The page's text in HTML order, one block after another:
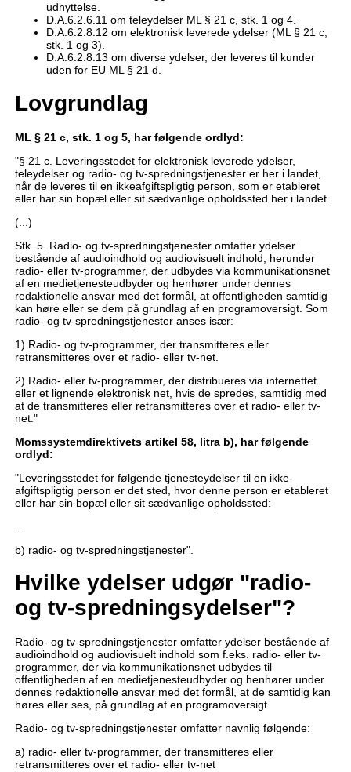
udnyttelse.
D.A.6.2.6.11 om teleydelser ML § 21 c, stk. 1 og 4.
D.A.6.2.8.12 om elektronisk leverede ydelser (ML § 21 c,
stk. 1 og 3).
D.A.6.2.8.13 om diverse ydelser, der leveres til kunder
uden for EU ML § 21 d.
Lovgrundlag
ML § 21 c, stk. 1 og 5, har følgende ordlyd:
"§ 21 c. Leveringsstedet for elektronisk leverede ydelser,
teleydelser og radio- og tv-spredningstjenester er her i landet,
når de leveres til en ikkeafgiftspligtig person, som er etableret
eller har sin bopæl eller sit sædvanlige opholdssted her i landet.
(...)
Stk. 5. Radio- og tv-spredningstjenester omfatter ydelser
bestående af audioindhold og audiovisuelt indhold, herunder
radio- eller tv-programmer, der udbydes via kommunikationsnet
af en medietjenesteudbyder og henhører under dennes
redaktionelle ansvar med det formål, at offentligheden samtidig
kan høre eller se dem på grundlag af en programoversigt. Som
radio- og tv-spredningstjenester anses især:
1) Radio- og tv-programmer, der transmitteres eller
retransmitteres over et radio- eller tv-net.
2) Radio- eller tv-programmer, der distribueres via internettet
eller et lignende elektronisk net, hvis de spredes, samtidig med
at de transmitteres eller retransmitteres over et radio- eller tv-
net."
Momssystemdirektivetsartikel 58, litra b), har følgende
ordlyd:
"Leveringsstedet for følgende tjenesteydelser til en ikke-
afgiftspligtig person er det sted, hvor denne person er etableret
eller har sin bopæl eller sit sædvanlige opholdssted:
b) radio- og tv-spredningstjenester".
Hvilke ydelser udgør "radio-
og tv-spredningsydelser"?
Radio- og tv-spredningstjenester omfatter ydelser bestående af
audioindhold og audiovisuelt indhold som f.eks. radio- eller tv-
programmer, der via kommunikationsnet udbydes til
offentligheden af en medietjenesteudbyder og henhører under
dennes redaktionelle ansvar med det formål, at de samtidig kan
høres eller ses, på grundlag af en programoversigt.
Radio- og tv-spredningstjenester omfatter navnlig følgende:
a) radio- eller tv-programmer, der transmitteres eller
retransmitteres over et radio- eller tv-net